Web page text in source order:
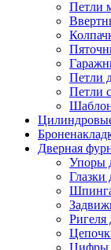
Петли
Петли
Петли
Дверная
Упоры
Глазки
Ригеля
Цифры